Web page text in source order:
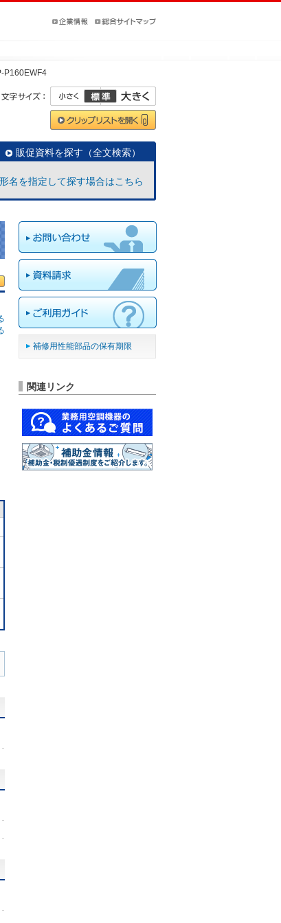
P160EWF4
販促資料を探す（全文検索）
名を指定して探す場合はこちら
補修用性能部品の保有期限
関連リンク